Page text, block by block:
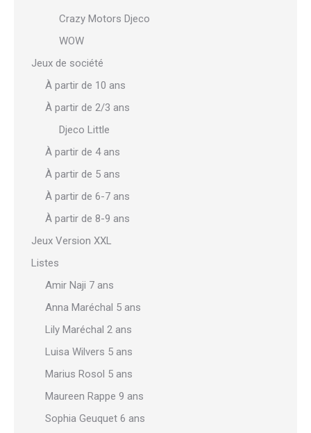
Crazy Motors Djeco
WOW
Jeux de société
À partir de 10 ans
À partir de 2/3 ans
Djeco Little
À partir de 4 ans
À partir de 5 ans
À partir de 6-7 ans
À partir de 8-9 ans
Jeux Version XXL
Listes
Amir Naji 7 ans
Anna Maréchal 5 ans
Lily Maréchal 2 ans
Luisa Wilvers 5 ans
Marius Rosol 5 ans
Maureen Rappe 9 ans
Sophia Geuquet 6 ans